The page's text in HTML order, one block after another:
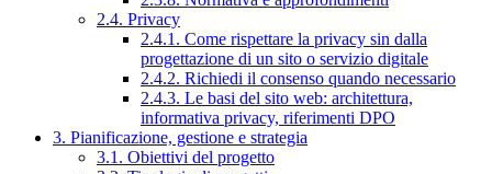
2.4. Privacy
2.4.1. Come rispettare la privacy sin dalla
progettazione di un sito o servizio digitale
2.4.2. Richiedi il consenso quando necessario
2.4.3. Le basi del sito web: architettura,
informativa privacy, riferimenti DPO
3. Pianificazione, gestione e strategia
3.1. Obiettivi del progetto